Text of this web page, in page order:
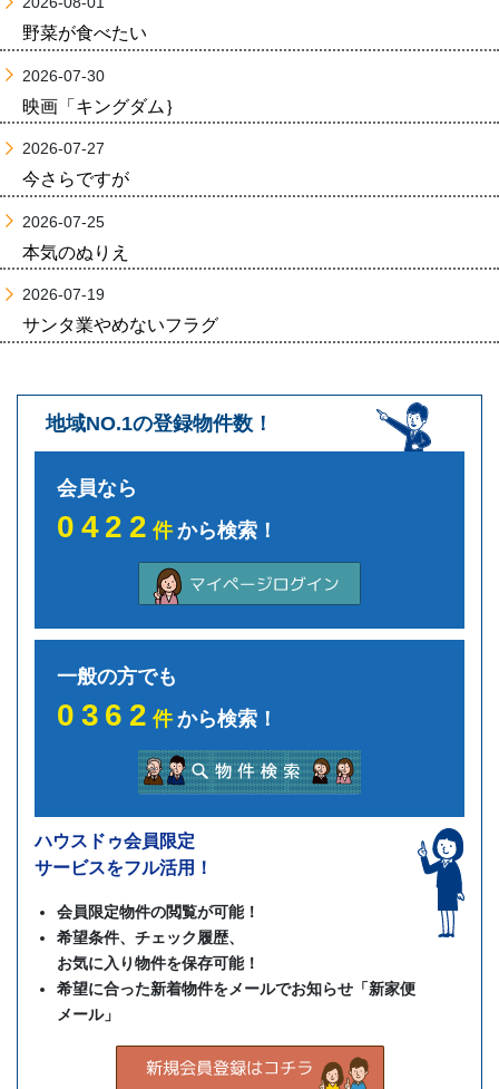
野菜が食べたい
2026-07-30
映画「キングダム｝
2026-07-27
今さらですが
2026-07-25
本気のぬりえ
2026-07-19
サンタ業やめないフラグ
地域NO.1の登録物件数！
会員なら
0422件から検索！
一般の方でも
0362件から検索！
ハウスドゥ会員限定
サービスをフル活用！
会員限定物件の閲覧が可能！
希望条件、チェック履歴、
お気に入り物件を保存可能！
希望に合った新着物件をメールでお知らせ「新家便
メール」